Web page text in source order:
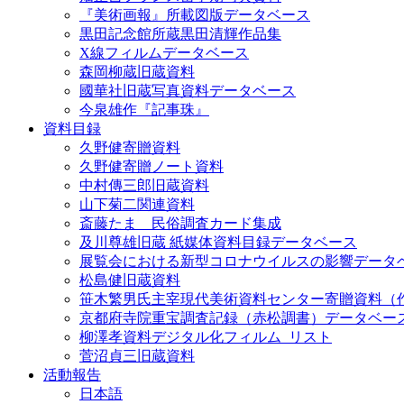
『美術画報』所載図版データベース
黒田記念館所蔵黒田清輝作品集
X線フィルムデータベース
森岡柳蔵旧蔵資料
國華社旧蔵写真資料データベース
今泉雄作『記事珠』
資料目録
久野健寄贈資料
久野健寄贈ノート資料
中村傳三郎旧蔵資料
山下菊二関連資料
斎藤たま 民俗調査カード集成
及川尊雄旧蔵 紙媒体資料目録データベース
展覧会における新型コロナウイルスの影響データ
松島健旧蔵資料
笹木繁男氏主宰現代美術資料センター寄贈資料（
京都府寺院重宝調査記録（赤松調書）データベー
柳澤孝資料デジタル化フィルム_リスト
菅沼貞三旧蔵資料
活動報告
日本語